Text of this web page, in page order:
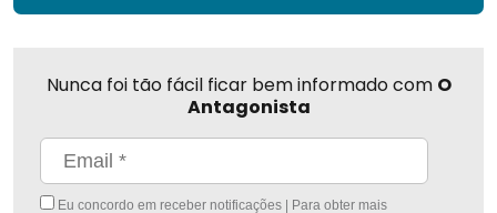
Nunca foi tão fácil ficar bem informado com O
Antagonista
Eu concordo em receber notificações | Para obter mais